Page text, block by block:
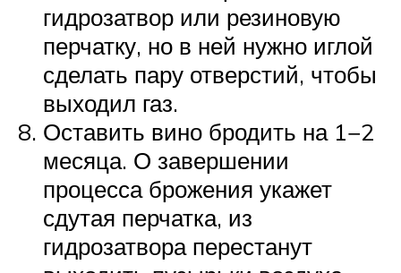
гидрозатвор или резиновую
перчатку, но в ней нужно иглой
сделать пару отверстий, чтобы
выходил газ.
Оставить вино бродить на 1−2
месяца. О завершении
процесса брожения укажет
сдутая перчатка, из
гидрозатвора перестанут